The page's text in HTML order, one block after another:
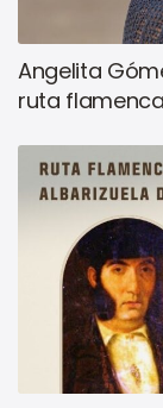
Angelita
ruta